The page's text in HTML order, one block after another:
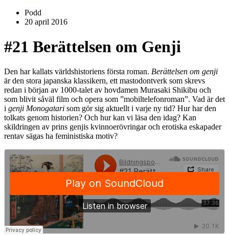
Podd
20 april 2016
#21 Berättelsen om Genji
Den har kallats världshistoriens första roman. Berättelsen om genji
är den stora japanska klassikern, ett mastodontverk som skrevs
redan i början av 1000-talet av hovdamen Murasaki Shikibu och
som blivit såväl film och opera som ”mobiltelefonroman”. Vad är det
i genji Monogatari som gör sig aktuellt i varje ny tid? Hur har den
tolkats genom historien? Och hur kan vi läsa den idag? Kan
skildringen av prins genjis kvinnoerövringar och erotiska eskapader
rentav sägas ha feministiska motiv?